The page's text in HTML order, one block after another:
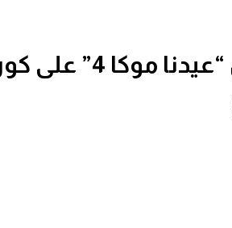
انطلاق